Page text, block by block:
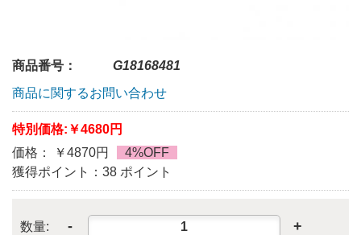
商品番号：
G18168481
商品に関するお問い合わせ
特別価格: ￥4680円
価格： ￥4870円
4%OFF
獲得ポイント：38 ポイント
数量: - +